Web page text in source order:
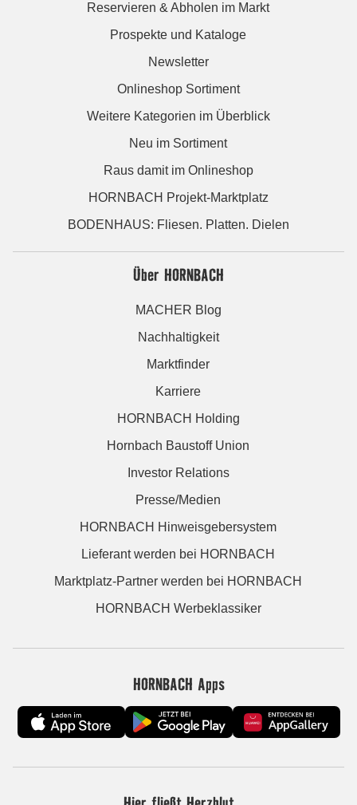
Reservieren & Abholen im Markt
Prospekte und Kataloge
Newsletter
Onlineshop Sortiment
Weitere Kategorien im Überblick
Neu im Sortiment
Raus damit im Onlineshop
HORNBACH Projekt-Marktplatz
BODENHAUS: Fliesen. Platten. Dielen
Über HORNBACH
MACHER Blog
Nachhaltigkeit
Marktfinder
Karriere
HORNBACH Holding
Hornbach Baustoff Union
Investor Relations
Presse/Medien
HORNBACH Hinweisgebersystem
Lieferant werden bei HORNBACH
Marktplatz-Partner werden bei HORNBACH
HORNBACH Werbeklassiker
HORNBACH Apps